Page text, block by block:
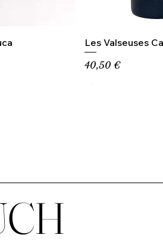
Les Valseuses
Precio
40,50 €